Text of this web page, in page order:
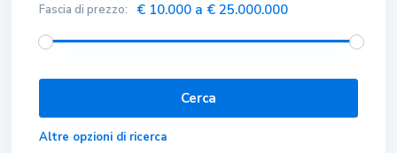
Fascia di prezzo: € 10.000 a € 25.000.000
Altre opzioni di ricerca